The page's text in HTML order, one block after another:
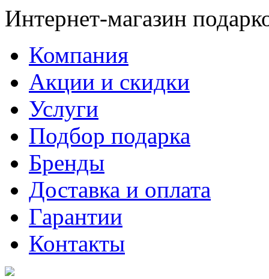
Интернет-магазин
Компания
Акции и скидки
Услуги
Подбор подарка
Бренды
Доставка и оплата
Гарантии
Контакты